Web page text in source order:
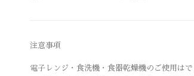
注意事項
電子レンジ・食洗機・食器乾燥機のご使用はで